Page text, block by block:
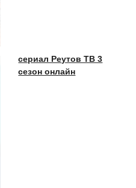
сериал Реутов ТВ 3
сезон онлайн